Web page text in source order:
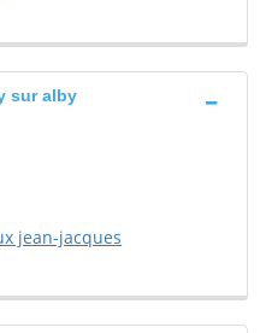
sur alby
jean-jacques